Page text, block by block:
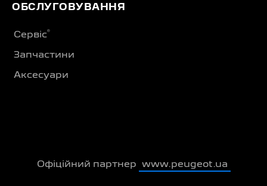
ОБСЛУГОВУВАННЯ
Сервіс®
Запчастини
Аксесуари
Офіційний партнер www.peugeot.ua